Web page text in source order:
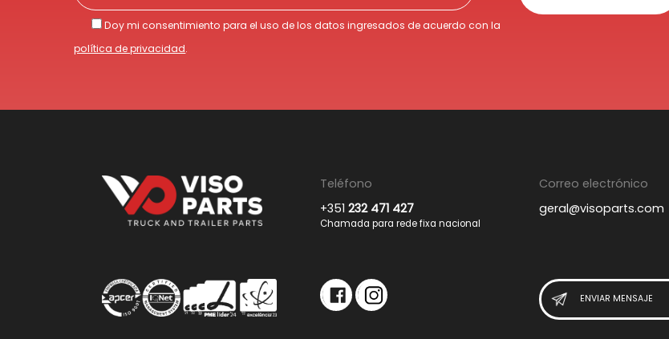
Doy mi consentimiento para el uso de los datos ingresados de acuerdo con la
política de privacidad.
Teléfono
+351232 471 427
Chamada para rede fixa nacional
Correo electrónico
geral@visoparts.com
ENVIAR MENSAJE